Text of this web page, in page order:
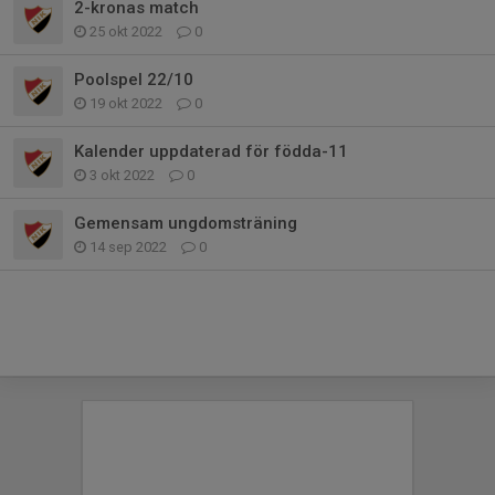
2-kronas match
25 okt 2022 0
Poolspel 22/10
19 okt 2022 0
Kalender uppdaterad för födda-11
3 okt 2022 0
Gemensam ungdomsträning
14 sep 2022 0